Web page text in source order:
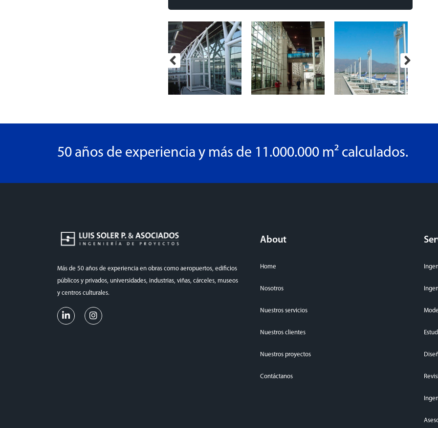
50 años de experiencia y más de 11.000.000 m² calculados.
Más de 50 años de experiencia en obras como aeropuertos, edificios
públicos y privados, universidades, industrias, viñas, cárceles, museos
y centros culturales.
About
Home
Nosotros
Nuestros servicios
Nuestros clientes
Nuestros proyectos
Contáctanos